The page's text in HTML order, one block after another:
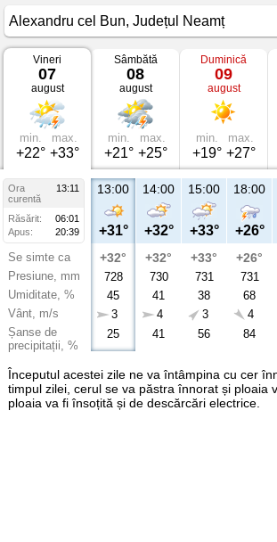
Vremea
Alexandru
Bun
Județul
Neamț
Vineri
07
august
min.
+22°
max.
+33°
Sâmbătă
08
august
min.
+21°
max.
+25°
Duminică
09
august
min.
+19°
max.
+27°
Ora
13:11
curentă
Răsărit:
06:01
Apus:
20:39
Se simte ca
Presiune, mm
Umiditate, %
Vânt, m/s
Șanse de
precipitații, %
13:00
+31°
+32°
728
45
3
25
14:00
+32°
+32°
730
41
4
41
15:00
+33°
+33°
731
38
3
56
18:00
+26°
+26°
731
68
4
84
Începutul acestei zile ne va întâmpina cu cer
timpul zilei, cerul se va păstra înnorat și ploaia
ploaia va fi însoțită și de descărcări electrice.